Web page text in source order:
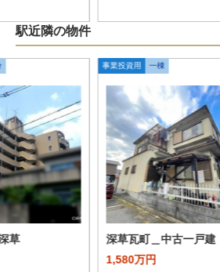
駅近隣の物件
草
事業投資用 一棟
深草瓦町＿中古一戸建
1,580万円